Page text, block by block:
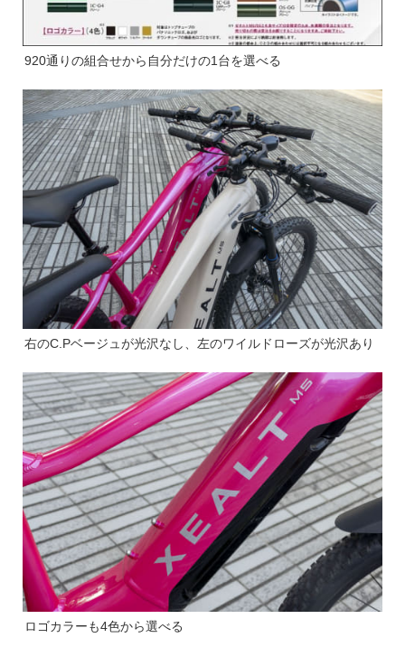
920通りの組合せから自分だけの1台を選べる
右のC.Pベージュが光沢なし、左のワイルドローズが光沢あり
ロゴカラーも4色から選べる